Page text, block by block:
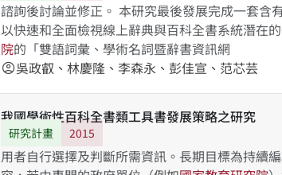
諮詢後討論並修正。 本研究最後發展完成一套含
以快速和全面檢視線上辭典與百科全書系統潛在
院的「雙語詞彙、學術名詞暨辭書資訊網
account_circle吳政叡、林慶隆、李森永、彭佳宣、范芯芸
我國學術性百科全書類工具書發展策略之研究
研究計畫 2015
用者自行選擇及判斷所需資訊。長期目標為持續